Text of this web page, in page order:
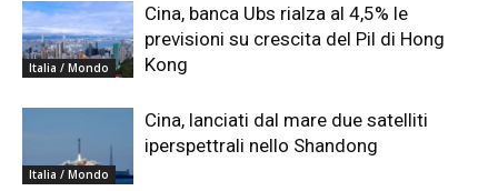
Italia / Mondo
Cina, banca Ubs rialza al 4,5% le
previsioni su crescita del Pil di Hong
Kong
Italia / Mondo
Cina, lanciati dal mare due satelliti
iperspettrali nello Shandong